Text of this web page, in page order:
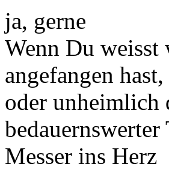
ja, gerne
Wenn Du weisst
angefangen
oder unheimlich
Messer ins Herz